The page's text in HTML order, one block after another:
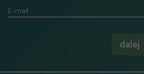
E-mail
dalej